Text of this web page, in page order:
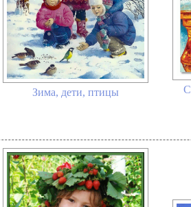
Зима, дети, птицы